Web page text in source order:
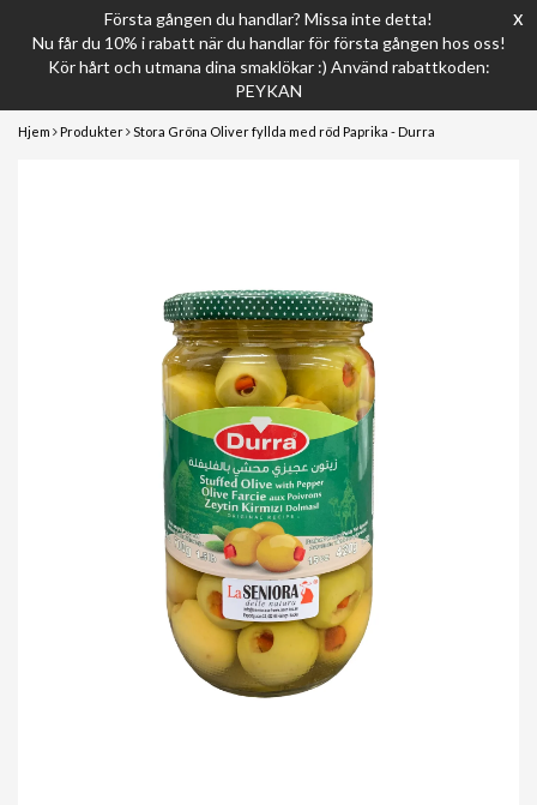
x
Första gången du handlar? Missa inte detta!
Nu får du 10% i rabatt när du handlar för första gången hos oss!
Kör hårt och utmana dina smaklökar :) Använd rabattkoden:
PEYKAN
Hjem Produkter Stora Gröna Oliver fyllda med röd Paprika - Durra